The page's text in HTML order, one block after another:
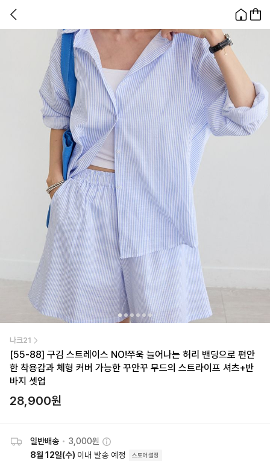
나크21
[55-88] 구김 스트레이스 NO!쭈욱 늘어나는 허리 밴딩으로 편안
한 착용감과 체형 커버 가능한 꾸안꾸 무드의 스트라이프 셔츠+반
바지 셋업
28,900원
일반배송 • 3,000원
8월 12일(수) 이내 발송 예정 스토어설정